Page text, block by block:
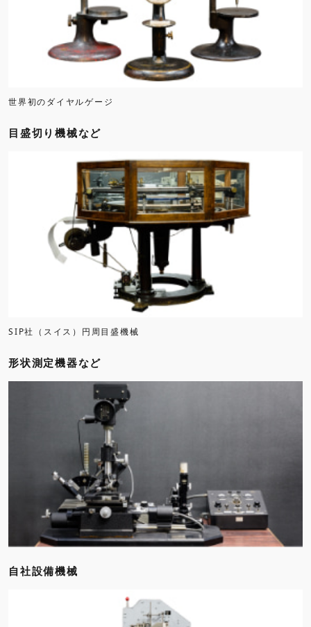
世界初のダイヤルゲージ
目盛切り機械など
SIP社（スイス）円周目盛機械
形状測定機器など
自社設備機械